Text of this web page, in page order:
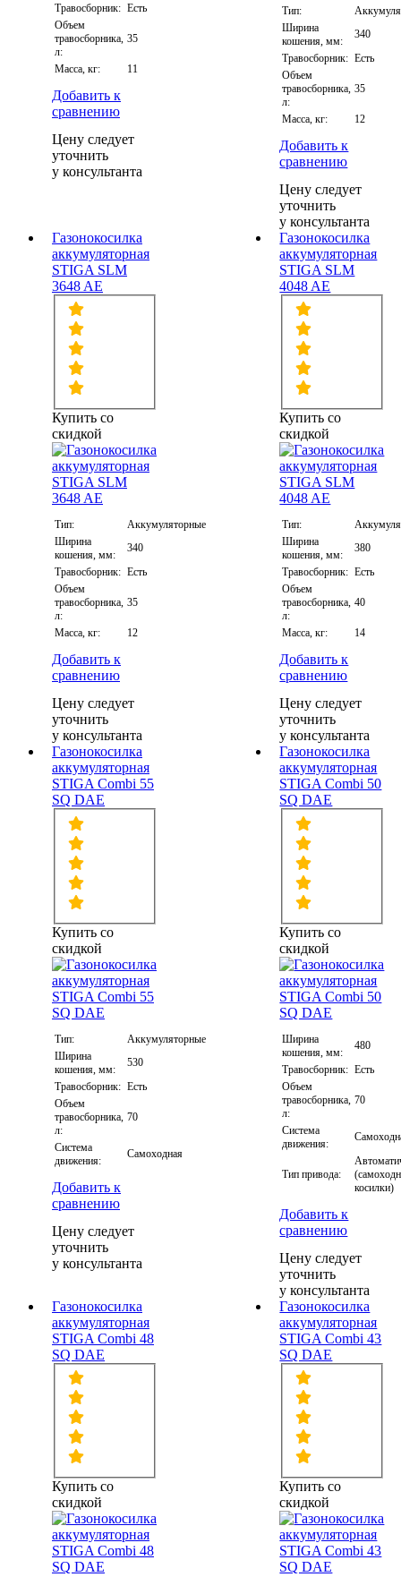
Травосборник: Есть
Объем
травосборника,
л:
35
Масса, кг: 11
Добавить к
сравнению
Цену следует
уточнить
у консультанта
Тип:
Ширина
кошения, мм:
340
Травосборник: Есть
Объем
травосборника,
л:
35
Масса, кг: 12
Добавить к
сравнению
Цену следует
уточнить
у консультанта
Газонокосилка
аккумуляторная
STIGA SLM
3648 AE
Купить со
скидкой
Тип:
Аккумуляторные
Ширина
кошения, мм:
340
Травосборник: Есть
Объем
травосборника,
л:
35
Масса, кг: 12
Добавить к
сравнению
Цену следует
уточнить
у консультанта
Газонокосилка
аккумуляторная
STIGA SLM
4048 AE
Купить со
скидкой
Тип:
Ширина
кошения, мм:
380
Травосборник: Есть
Объем
травосборника,
л:
40
Масса, кг: 14
Добавить к
сравнению
Цену следует
уточнить
у консультанта
Газонокосилка
аккумуляторная
STIGA Combi 55
SQ DAE
Купить со
скидкой
Тип:
Аккумуляторные
Ширина
кошения, мм:
530
Травосборник: Есть
Объем
травосборника,
л:
70
Система
движения:
Самоходная
Добавить к
сравнению
Цену следует
уточнить
у консультанта
Газонокосилка
аккумуляторная
STIGA Combi 50
SQ DAE
Купить со
скидкой
Ширина
кошения, мм:
480
Травосборник: Есть
Объем
травосборника,
л:
70
Система
движения:
Тип привода:
косилки)
Добавить к
сравнению
Цену следует
уточнить
у консультанта
Газонокосилка
аккумуляторная
STIGA Combi 48
SQ DAE
Купить со
скидкой
Газонокосилка
аккумуляторная
STIGA Combi 43
SQ DAE
Купить со
скидкой